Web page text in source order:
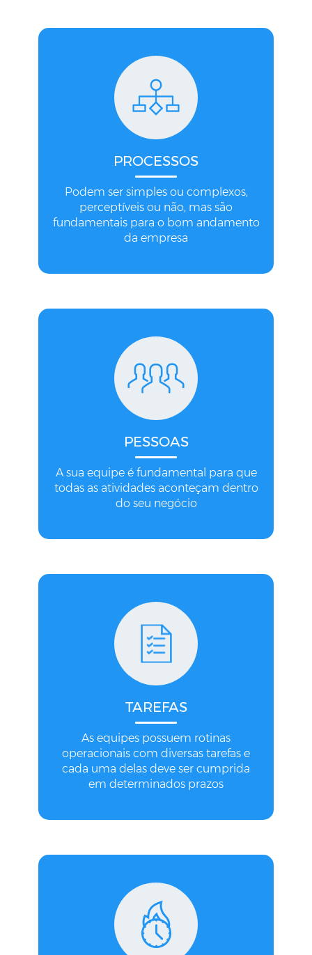
PROCESSOS
Podem ser simples ou complexos,
perceptíveis ou não, mas são
fundamentais para o bom andamento
da empresa
PESSOAS
A sua equipe é fundamental para que
todas as atividades aconteçam dentro
do seu negócio
TAREFAS
As equipes possuem rotinas
operacionais com diversas tarefas e
cada uma delas deve ser cumprida
em determinados prazos